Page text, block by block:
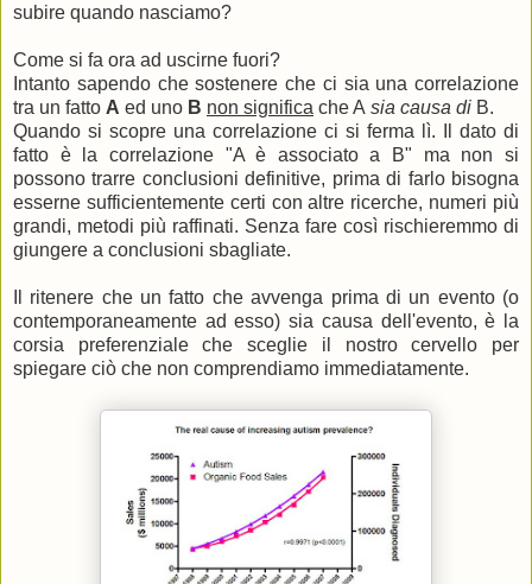
subire quando nasciamo?
Come si fa ora ad uscirne fuori?
Intanto sapendo che sostenere che ci sia una correlazione
tra un fatto A ed uno B non significa che A sia causa di B.
Quando si scopre una correlazione ci si ferma lì. Il dato di
fatto è la correlazione "A è associato a B" ma non si
possono trarre conclusioni definitive, prima di farlo bisogna
esserne sufficientemente certi con altre ricerche, numeri più
grandi, metodi più raffinati. Senza fare così rischieremmo di
giungere a conclusioni sbagliate.
Il ritenere che un fatto che avvenga prima di un evento (o
contemporaneamente ad esso) sia causa dell'evento, è la
corsia preferenziale che sceglie il nostro cervello per
spiegare ciò che non comprendiamo immediatamente.